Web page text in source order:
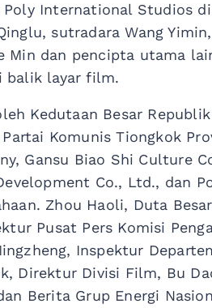
International Studios
sutradara Wang
Min dan pencipta utama
balik layar film.
Kedutaan Besar
Komunis Tiongkok
Gansu Biao Shi Culture
Co., Ltd., dan
Zhou Haoli, Duta
Pusat Pers Komisi
Inspektur
Direktur Divisi Film, Bu
Berita Grup Energi